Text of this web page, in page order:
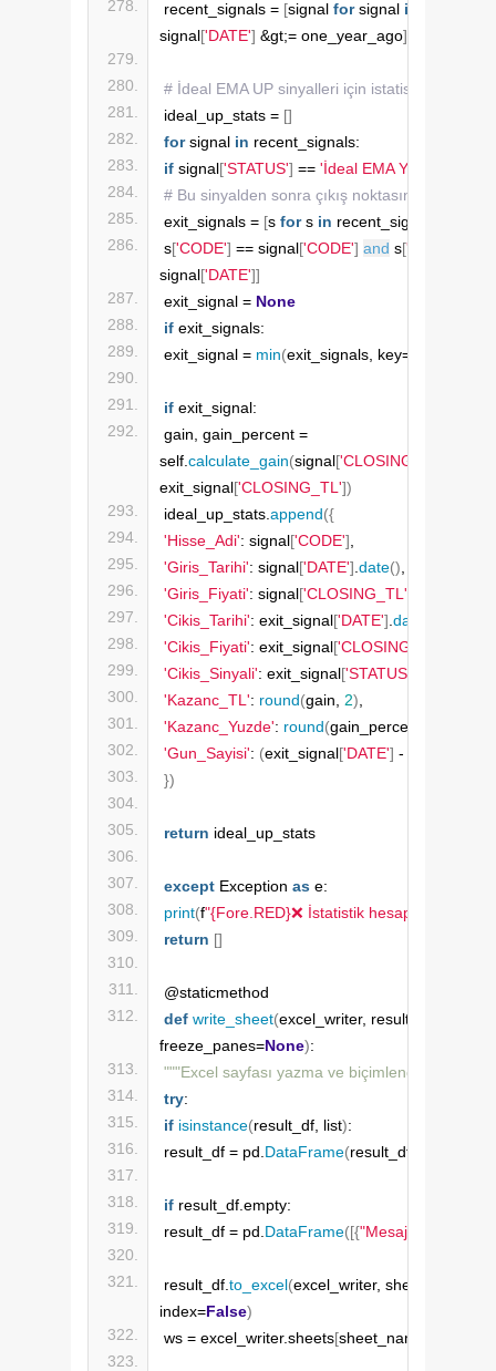
recent_signals = [signal for signal in
signal['DATE'] &gt;= one_year_ago]
# İdeal EMA UP sinyalleri için istatistikler
ideal_up_stats = []
for signal in recent_signals:
if signal['STATUS'] == 'İdeal EMA Yükseliş'
# Bu sinyalden sonra çıkış noktasını bul
exit_signals = [s for s in recent_signals
s['CODE'] == signal['CODE'] and s['DATE'
signal['DATE']]
exit_signal = None
if exit_signals:
exit_signal = min(exit_signals, key=
if exit_signal:
gain, gain_percent =
self. calculate_gain(signal['CLOSING_TL'
exit_signal['CLOSING_TL'])
ideal_up_stats. append({
'Hisse_Adi': signal['CODE']
'Giris_Tarihi': signal['DATE'] date()
'Giris_Fiyati': signal['CLOSING_TL'
'Cikis_Tarihi': exit_signal['DATE'] date
'Cikis_Fiyati': exit_signal['CLOSING_TL'
'Cikis_Sinyali': exit_signal['STATUS'
'Kazanc_TL': round(gain, 2)
'Kazanc_Yuzde': round(gain_percent,
'Gun_Sayisi': (exit_signal['DATE'] - signal
})
return ideal_up_stats
except Exception as e:
print(f"{Fore.RED}❌ İstatistik hesaplama
return []
@staticmethod
def write_sheet(excel_writer, result_df,
freeze_panes=None):
"""Excel sayfası yazma ve biçimlendirme"""
try:
if isinstance(result_df, list):
result_df = pd. DataFrame(result_df
if result_df.empty:
result_df = pd. DataFrame([{"Mesaj"
result_df. to_excel(excel_writer,
index=False)
ws = excel_writer.sheets[sheet_name